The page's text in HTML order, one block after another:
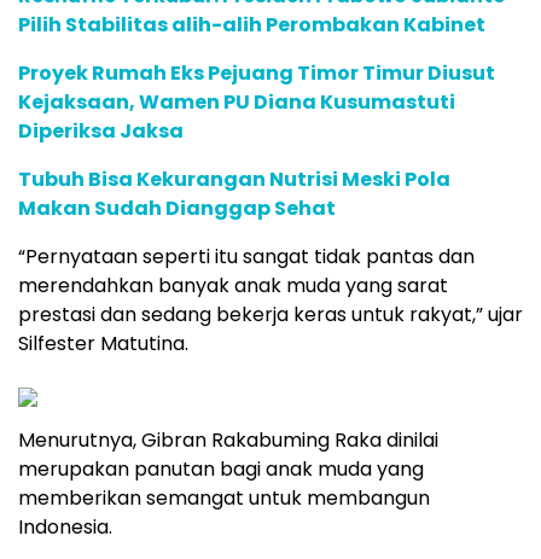
Pilih Stabilitas alih-alih Perombakan Kabinet
Proyek Rumah Eks Pejuang Timor Timur Diusut
Kejaksaan, Wamen PU Diana Kusumastuti
Diperiksa Jaksa
Tubuh Bisa Kekurangan Nutrisi Meski Pola
Makan Sudah Dianggap Sehat
“Pernyataan seperti itu sangat tidak pantas dan
merendahkan banyak anak muda yang sarat
prestasi dan sedang bekerja keras untuk rakyat,” ujar
Silfester Matutina.
Menurutnya, Gibran Rakabuming Raka dinilai
merupakan panutan bagi anak muda yang
memberikan semangat untuk membangun
Indonesia.